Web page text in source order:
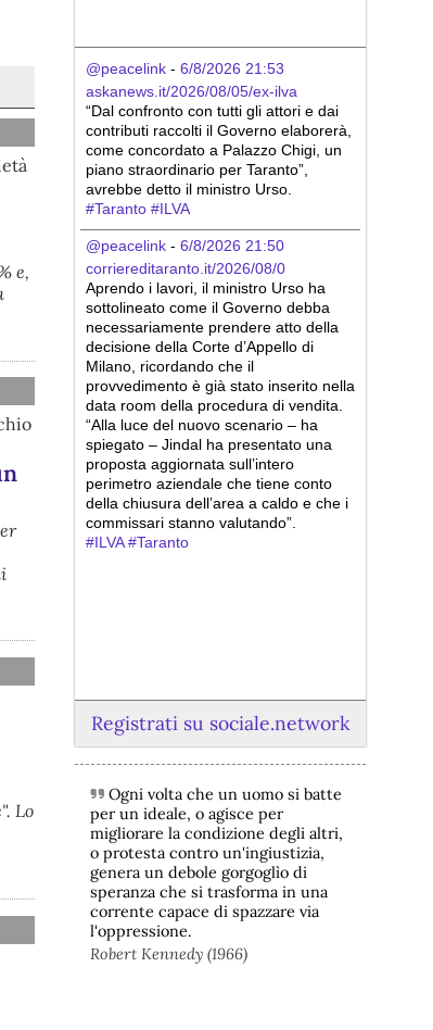
e,
Lo
@peacelink - 6/8/2026 21:53
askanews.it/2026/08/05/ex-ilva
“Dal confronto con tutti gli attori e dai
contributi raccolti il Governo elaborerà,
come concordato a Palazzo Chigi, un
piano straordinario per Taranto”,
avrebbe detto il ministro Urso.
#Taranto #ILVA
@peacelink - 6/8/2026 21:50
corriereditaranto.it/2026/08/0
Aprendo i lavori, il ministro Urso ha
sottolineato come il Governo debba
necessariamente prendere atto della
decisione della Corte d’Appello di
Milano, ricordando che il
provvedimento è già stato inserito nella
data room della procedura di vendita.
“Alla luce del nuovo scenario – ha
spiegato – Jindal ha presentato una
proposta aggiornata sull’intero
perimetro aziendale che tiene conto
della chiusura dell’area a caldo e che i
commissari stanno valutando”.
#ILVA #Taranto
@peacelink - 6/8/2026 21:45
borsaitaliana.it/borsa/notizie
Si sta ragionando su un piano B per
Taranto dopo la chiusura dell’area a
caldo dell’ILVA?
#ILVA #Taranto
@peacelink - 6/8/2026 21:41
cronachetarantine.it/index.php
Registrati su sociale.network
Ogni volta che un uomo si batte
per un ideale, o agisce per
migliorare la condizione degli altri,
o protesta contro un'ingiustizia,
genera un debole gorgoglìo di
speranza che si trasforma in una
corrente capace di spazzare via
l'oppressione.
Robert Kennedy (1966)